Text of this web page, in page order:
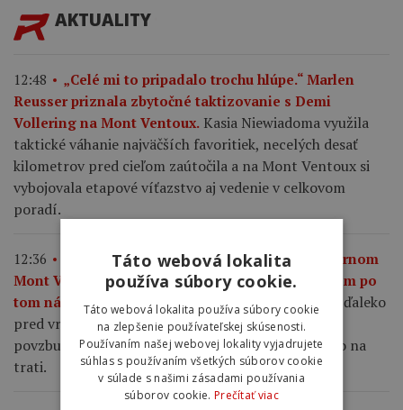
AKTUALITY
12:48
„Celé mi to pripadalo trochu hlúpe.“ Marlen
Reusser priznala zbytočné taktizovanie s Demi
Vollering na Mont Ventoux. Kasia Niewiadoma využila
taktické váhanie najväčších favoritiek, necelých desať
kilometrov pred cieľom zaútočila a na Mont Ventoux si
vybojovala etapové víťazstvo aj vedenie v celkovom
poradí.
12:36
Kasia Niewiadoma po triumfe na legendárnom
Mont Ventoux: Nešlo mi iba o víťazstvo, túžila som po
tom nádhernom pocite. Poľská cyklistka zaútočila ďaleko
pred vrcholom, pričom k emotívnemu triumfu ju
povzbudilo aj nečakané stretnutie s rodičmi priamo na
trati.
Táto webová lokalita
používa súbory cookie.
Táto webová lokalita používa súbory cookie
na zlepšenie používateľskej skúsenosti.
Používaním našej webovej lokality vyjadrujete
súhlas s používaním všetkých súborov cookie
v súlade s našimi zásadami používania
súborov cookie. Prečítať viac